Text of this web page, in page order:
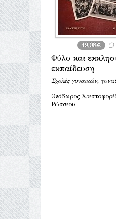
19,08€
Φύλο και
εκπαίδευση
Σχολές γυναικών,
Θεόδωρος
Ρώσσιου